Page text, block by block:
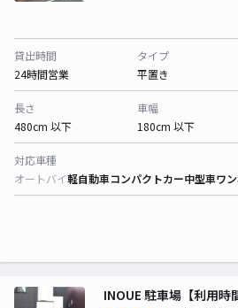
貸出時間
24時間営業
タイプ
平置き
長さ
480cm 以下
車幅
180cm 以下
対応車種
オートバイ軽自動車コンパクトカー中型車ワ
INOUE 駐車場【利用時